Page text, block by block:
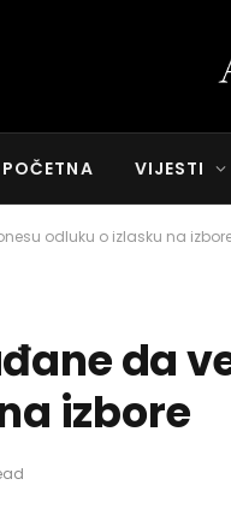
POČETNA VIJESTI
odluku o izlasku na
da
izbore